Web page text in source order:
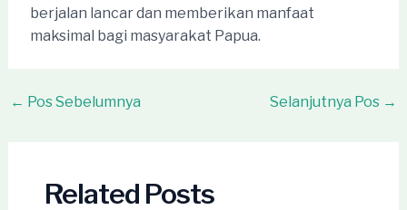
berjalan lancar dan memberikan manfaat
maksimal bagi masyarakat Papua.
Post
← Pos Sebelumnya Selanjutnya Pos →
Related Posts